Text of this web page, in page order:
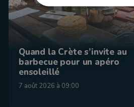
Quand la Crète s’invite au
barbecue pour un apéro
ensoleillé
7 août 2026 à 09:00